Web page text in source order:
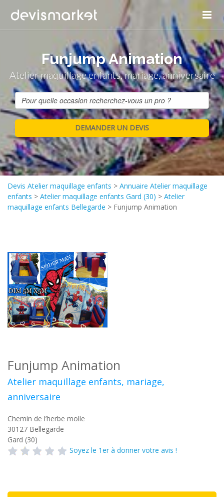
Funjump Animation
Atelier maquillage enfants, mariage, anniversaire
Devis Atelier maquillage enfants > Annuaire Atelier maquillage
enfants > Atelier maquillage enfants Gard (30) > Atelier
maquillage enfants Bellegarde > Funjump Animation
Funjump Animation
Atelier maquillage enfants, mariage,
anniversaire
Chemin de l’herbe molle
30127 Bellegarde
Gard (30)
Soyez le 1er à donner votre avis !